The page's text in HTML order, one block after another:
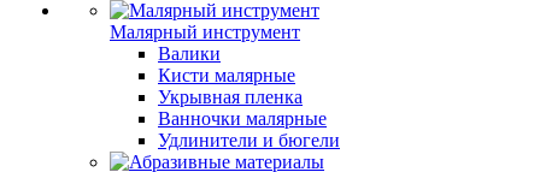
Малярный инструмент
Валики
Кисти малярные
Укрывная пленка
Ванночки малярные
Удлинители и бюгели